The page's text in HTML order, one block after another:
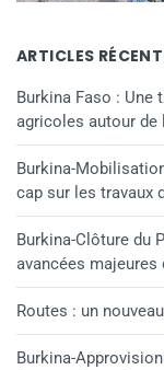
ARTICLES
Burkina Faso : Une
agricoles autour de
Burkina-
cap sur les travaux
Burkina-Clôture du
avancées majeures
Routes : un
Burkina-